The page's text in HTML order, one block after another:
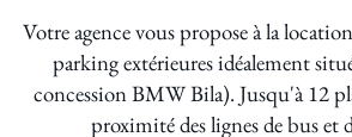
Votre agence vous propose à la
parking extérieures idéalement
concession BMW Bila). Jusqu'à 12
proximité des lignes de bus et